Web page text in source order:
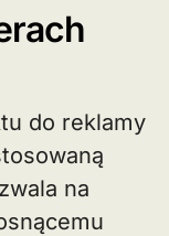
do reklamy
na